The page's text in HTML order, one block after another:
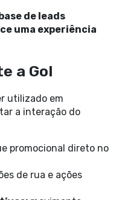
de leads
uma experiência
a Gol
utilizado em
a interação do
promocional direto no
de rua e ações